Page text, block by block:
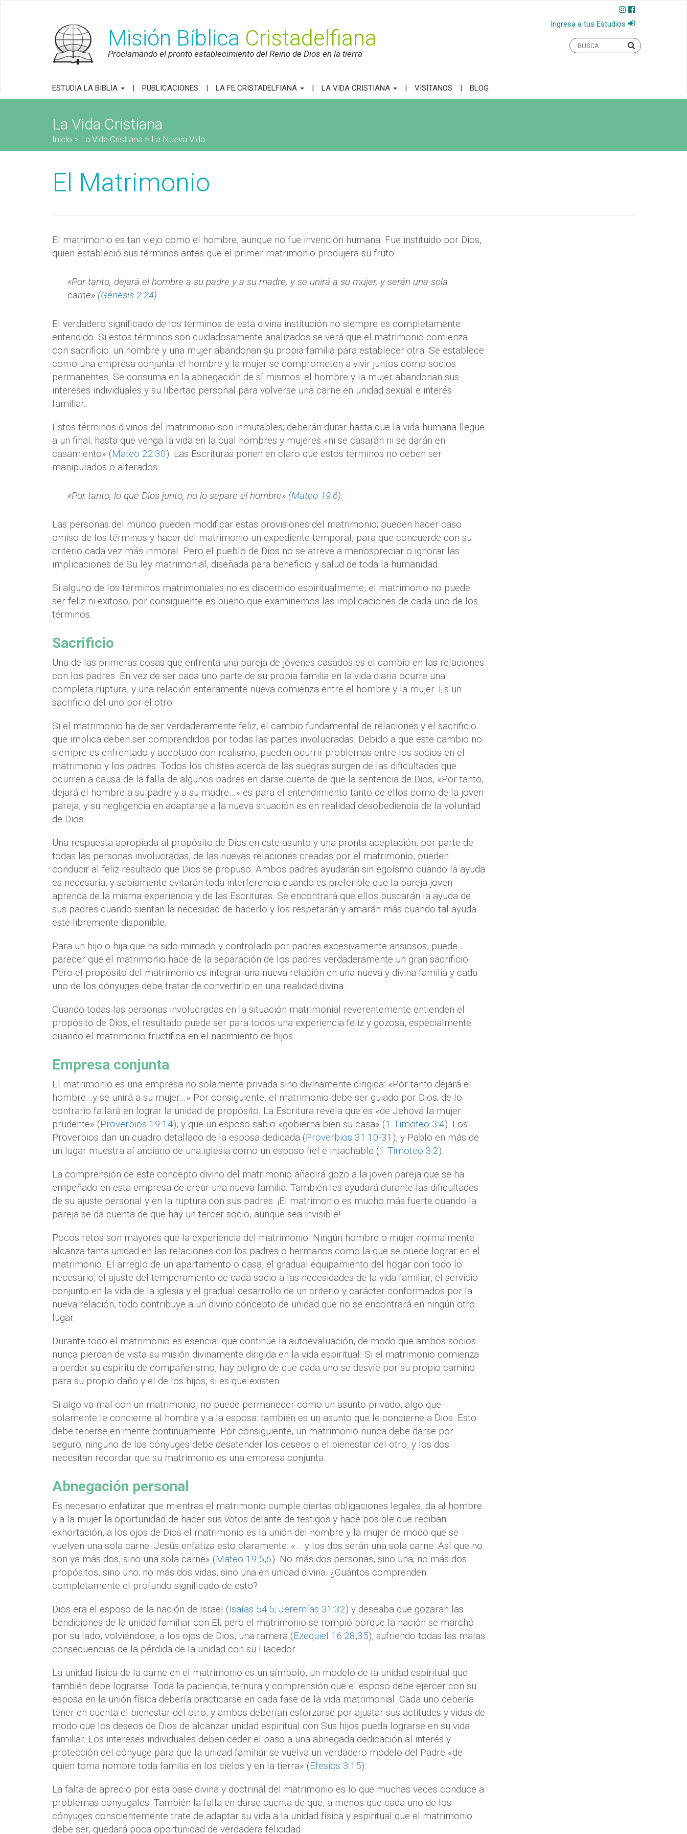
Misión Bíblica Cristadelfiana
Proclamando el pronto establecimiento del Reino de Dios en la tierra
Ingresa a tus Estudios
ESTUDIA LA BIBLIA PUBLICACIONES LA FE CRISTADELFIANA LA VIDA CRISTIANA VISÍTANOS BLOG
La Vida Cristiana
Inicio > La Vida Cristiana > La Nueva Vida
El Matrimonio
El matrimonio es tan viejo como el hombre, aunque no fue invención humana. Fue instituido por Dios,
quien estableció sus términos antes que el primer matrimonio produjera su fruto:
«Por tanto, dejará el hombre a su padre y a su madre, y se unirá a su mujer, y serán una sola
carne» (Génesis 2:24).
El verdadero significado de los términos de esta divina institución no siempre es completamente
entendido. Si estos términos son cuidadosamente analizados se verá que el matrimonio comienza
con sacrificio: un hombre y una mujer abandonan su propia familia para establecer otra. Se establece
como una empresa conjunta: el hombre y la mujer se comprometen a vivir juntos como socios
permanentes. Se consuma en la abnegación de sí mismos: el hombre y la mujer abandonan sus
intereses individuales y su libertad personal para volverse una carne en unidad sexual e interés
familiar.
Estos términos divinos del matrimonio son inmutables; deberán durar hasta que la vida humana llegue
a un final; hasta que venga la vida en la cual hombres y mujeres «ni se casarán ni se darán en
casamiento» (Mateo 22:30). Las Escrituras ponen en claro que estos términos no deben ser
manipulados o alterados:
«Por tanto, lo que Dios juntó, no lo separe el hombre» (Mateo 19:6).
Las personas del mundo pueden modificar estas provisiones del matrimonio; pueden hacer caso
omiso de los términos y hacer del matrimonio un expediente temporal, para que concuerde con su
criterio cada vez más inmoral. Pero el pueblo de Dios no se atreve a menospreciar o ignorar las
implicaciones de Su ley matrimonial, diseñada para beneficio y salud de toda la humanidad.
Si alguno de los términos matrimoniales no es discernido espiritualmente, el matrimonio no puede
ser feliz ni exitoso; por consiguiente es bueno que examinemos las implicaciones de cada uno de los
términos.
Sacrificio
Una de las primeras cosas que enfrenta una pareja de jóvenes casados es el cambio en las relaciones
con los padres. En vez de ser cada uno parte de su propia familia en la vida diaria ocurre una
completa ruptura, y una relación enteramente nueva comienza entre el hombre y la mujer. Es un
sacrificio del uno por el otro.
Si el matrimonio ha de ser verdaderamente feliz, el cambio fundamental de relaciones y el sacrificio
que implica deben ser comprendidos por todas las partes involucradas. Debido a que este cambio no
siempre es enfrentado y aceptado con realismo, pueden ocurrir problemas entre los socios en el
matrimonio y los padres. Todos los chistes acerca de las suegras surgen de las dificultades que
ocurren a causa de la falla de algunos padres en darse cuenta de que la sentencia de Dios, «Por tanto,
dejará el hombre a su padre y a su madre…» es para el entendimiento tanto de ellos como de la joven
pareja, y su negligencia en adaptarse a la nueva situación es en realidad desobediencia de la voluntad
de Dios.
Una respuesta apropiada al propósito de Dios en este asunto y una pronta aceptación, por parte de
todas las personas involucradas, de las nuevas relaciones creadas por el matrimonio, pueden
conducir al feliz resultado que Dios se propuso. Ambos padres ayudarán sin egoísmo cuando la ayuda
es necesaria, y sabiamente evitarán toda interferencia cuando es preferible que la pareja joven
aprenda de la misma experiencia y de las Escrituras. Se encontrará que ellos buscarán la ayuda de
sus padres cuando sientan la necesidad de hacerlo y los respetarán y amarán más cuando tal ayuda
esté libremente disponible.
Para un hijo o hija que ha sido mimado y controlado por padres excesivamente ansiosos, puede
parecer que el matrimonio hace de la separación de los padres verdaderamente un gran sacrificio.
Pero el propósito del matrimonio es integrar una nueva relación en una nueva y divina familia y cada
uno de los cónyuges debe tratar de convertirlo en una realidad divina.
Cuando todas las personas involucradas en la situación matrimonial reverentemente entienden el
propósito de Dios, el resultado puede ser para todos una experiencia feliz y gozosa, especialmente
cuando el matrimonio fructifica en el nacimiento de hijos.
Empresa conjunta
El matrimonio es una empresa no solamente privada sino divinamente dirigida: «Por tanto dejará el
hombre…y se unirá a su mujer…» Por consiguiente, el matrimonio debe ser guiado por Dios; de lo
contrario fallará en lograr la unidad de propósito. La Escritura revela que es «de Jehová la mujer
prudente» (Proverbios 19:14), y que un esposo sabio «gobierna bien su casa» (1 Timoteo 3:4). Los
Proverbios dan un cuadro detallado de la esposa dedicada (Proverbios 31:10-31 ), y Pablo en más de
un lugar muestra al anciano de una iglesia como un esposo fiel e intachable (1 Timoteo 3:2).
La comprensión de este concepto divino del matrimonio añadirá gozo a la joven pareja que se ha
empeñado en esta empresa de crear una nueva familia. También les ayudará durante las dificultades
de su ajuste personal y en la ruptura con sus padres. ¡El matrimonio es mucho más fuerte cuando la
pareja se da cuenta de que hay un tercer socio, aunque sea invisible!
Pocos retos son mayores que la experiencia del matrimonio. Ningún hombre o mujer normalmente
alcanza tanta unidad en las relaciones con los padres o hermanos como la que se puede lograr en el
matrimonio. El arreglo de un apartamento o casa, el gradual equipamiento del hogar con todo lo
necesario, el ajuste del temperamento de cada socio a las necesidades de la vida familiar, el servicio
conjunto en la vida de la iglesia y el gradual desarrollo de un criterio y carácter conformados por la
nueva relación, todo contribuye a un divino concepto de unidad que no se encontrará en ningún otro
lugar.
Durante todo el matrimonio es esencial que continúe la autoevaluación, de modo que ambos socios
nunca pierdan de vista su misión divinamente dirigida en la vida espiritual. Si el matrimonio comienza
a perder su espíritu de compañerismo, hay peligro de que cada uno se desvíe por su propio camino
para su propio daño y el de los hijos, si es que existen.
Si algo va mal con un matrimonio, no puede permanecer como un asunto privado, algo que
solamente le concierne al hombre y a la esposa: también es un asunto que le concierne a Dios. Esto
debe tenerse en mente continuamente. Por consiguiente, un matrimonio nunca debe darse por
seguro; ninguno de los cónyuges debe desatender los deseos o el bienestar del otro, y los dos
necesitan recordar que su matrimonio es una empresa conjunta.
Abnegación personal
Es necesario enfatizar que mientras el matrimonio cumple ciertas obligaciones legales, da al hombre
y a la mujer la oportunidad de hacer sus votos delante de testigos y hace posible que reciban
exhortación, a los ojos de Dios el matrimonio es la unión del hombre y la mujer de modo que se
vuelven una sola carne. Jesús enfatiza esto claramente: «… y los dos serán una sola carne. Así que no
son ya más dos, sino una sola carne» (Mateo 19:5,6). No más dos personas, sino una; no más dos
propósitos, sino uno; no más dos vidas, sino una en unidad divina. ¿Cuántos comprenden
completamente el profundo significado de esto?
Dios era el esposo de la nación de Israel (Isaías 54:5; Jeremías 31:32) y deseaba que gozaran las
bendiciones de la unidad familiar con El; pero el matrimonio se rompió porque la nación se marchó
por su lado, volviéndose, a los ojos de Dios, una ramera (Ezequiel 16:28,35), sufriendo todas las malas
consecuencias de la pérdida de la unidad con su Hacedor.
La unidad física de la carne en el matrimonio es un símbolo, un modelo de la unidad espiritual que
también debe lograrse. Toda la paciencia, ternura y comprensión que el esposo debe ejercer con su
esposa en la unión física debería practicarse en cada fase de la vida matrimonial. Cada uno debería
tener en cuenta el bienestar del otro, y ambos deberían esforzarse por ajustar sus actitudes y vidas de
modo que los deseos de Dios de alcanzar unidad espiritual con Sus hijos pueda lograrse en su vida
familiar. Los intereses individuales deben ceder el paso a una abnegada dedicación al interés y
protección del cónyuge para que la unidad familiar se vuelva un verdadero modelo del Padre «de
quien toma nombre toda familia en los cielos y en la tierra» (Efesios 3:15).
La falta de aprecio por esta base divina y doctrinal del matrimonio es lo que muchas veces conduce a
problemas conyugales. También la falla en darse cuenta de que, a menos que cada uno de los
cónyuges conscientemente trate de adaptar su vida a la unidad física y espiritual que el matrimonio
debe ser, quedará poca oportunidad de verdadera felicidad.